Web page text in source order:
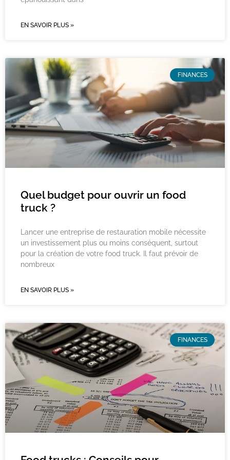
EN SAVOIR PLUS »
FINANCES
Quel budget pour ouvrir un food
truck ?
Lancer une entreprise de restauration mobile nécessite
un investissement plus ou moins conséquent, surtout
pour la création de votre food truck. Il faut prévoir de
nombreux
EN SAVOIR PLUS »
FINANCES